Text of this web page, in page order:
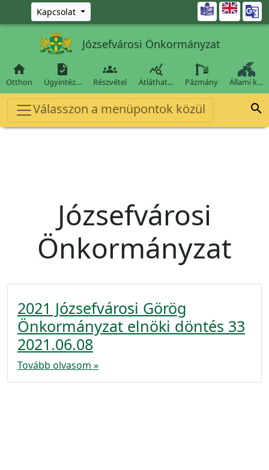
Ugrás a fő tartalomra
Kapcsolat 
Józsefvárosi Önkormányzat

Otthon

Ügyintéz…

Részvétel

Átláthat… Pázmány Állami k…
Válasszon a menüpontok közül 
Józsefvárosi
Önkormányzat
2021 Józsefvárosi Görög
Önkormányzat elnöki döntés 33
2021.06.08
Tovább olvasom »